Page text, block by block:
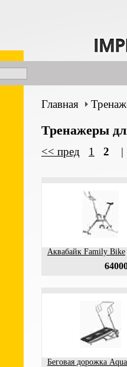
Главная
Тренажеры
<< пред 1 2
Аквабайк Family Bike
Беговая дорожка